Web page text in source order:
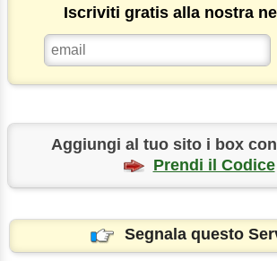
Iscriviti gratis alla nostra
Aggiungi al tuo sito i box
Prendi il Codice
Segnala questo